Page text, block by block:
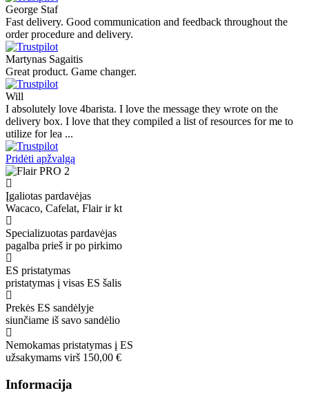
George Staf
Fast delivery. Good communication and feedback throughout the
order procedure and delivery.
Martynas Sagaitis
Great product. Game changer.
Will
I absolutely love 4barista. I love the message they wrote on the
delivery box. I love that they compiled a list of resources for me to
utilize for lea ...
Pridėti apžvalgą
Įgaliotas pardavėjas
Wacaco, Cafelat, Flair ir kt
Specializuotas pardavėjas
pagalba prieš ir po pirkimo
ES pristatymas
pristatymas į visas ES šalis
Prekės ES sandėlyje
siunčiame iš savo sandėlio
Nemokamas pristatymas į ES
užsakymams virš 150,00 €
Informacija